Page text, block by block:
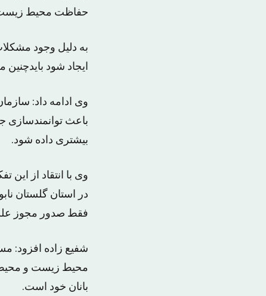
حفاظت محیط زیست
به دلیل وجود
ایجاد شود
باعث
بیشتری داده شود.
در استان گلستان
فقط صدور مجوز
شفیع زاده افزود:
محیط زیست و محیط
بانان خود است.